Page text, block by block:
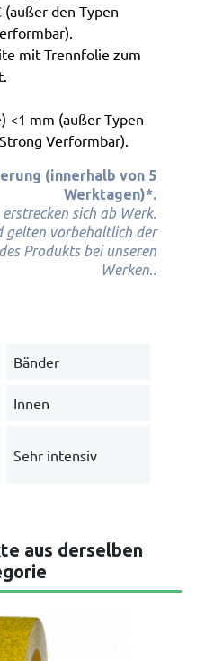
(außer den Typen
mit Trennfolie zum
<1 mm (außer Typen
Verformbar).
(innerhalb von 5
Werktagen)*.
sich ab Werk.
gelten vorbehaltlich der
Produkts bei unseren
Werken..
Bänder
Innen
Sehr intensiv
aus derselben